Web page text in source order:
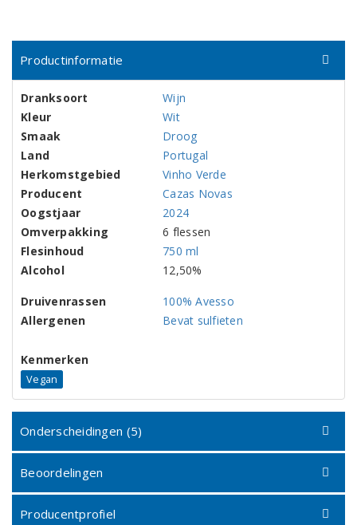
Productinformatie
Dranksoort
Wijn
Kleur
Wit
Smaak
Droog
Land
Portugal
Herkomstgebied
Vinho Verde
Producent
Cazas Novas
Oogstjaar
2024
Omverpakking
6 flessen
Flesinhoud
750 ml
Alcohol
12,50%
Druivenrassen
100% Avesso
Allergenen
Bevat sulfieten
Kenmerken
Vegan
Onderscheidingen (5)
Beoordelingen
Producentprofiel